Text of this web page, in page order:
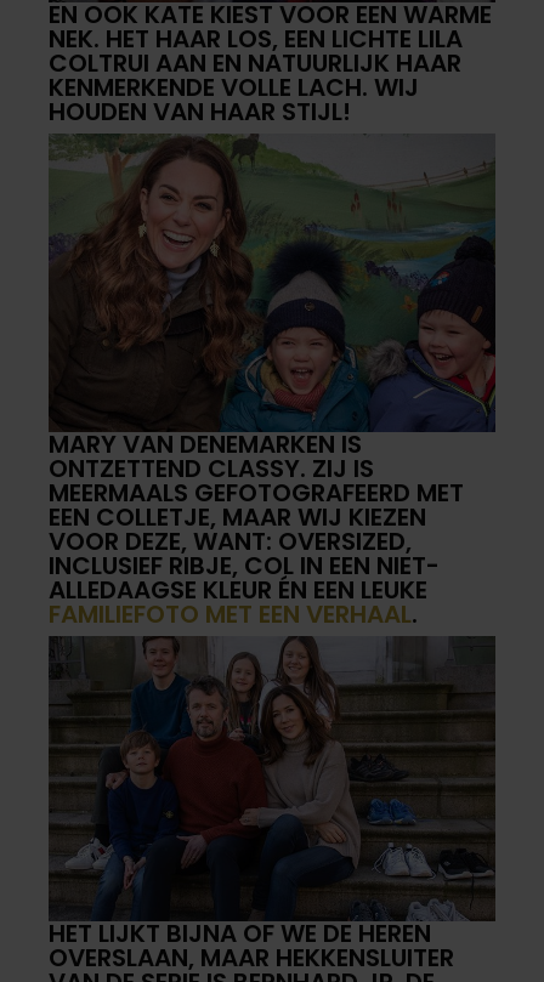
EN OOK KATE KIEST VOOR EEN WARME
NEK. HET HAAR LOS, EEN LICHTE LILA
COLTRUI AAN EN NATUURLIJK HAAR
KENMERKENDE VOLLE LACH. WIJ
HOUDEN VAN HAAR STIJL!
MARY VAN DENEMARKEN IS
ONTZETTEND CLASSY. ZIJ IS
MEERMAALS GEFOTOGRAFEERD MET
EEN COLLETJE, MAAR WIJ KIEZEN
VOOR DEZE, WANT: OVERSIZED,
INCLUSIEF RIBJE, COL IN EEN NIET-
ALLEDAAGSE KLEUR ÉN EEN LEUKE
FAMILIEFOTO MET EEN VERHAAL.
HET LIJKT BIJNA OF WE DE HEREN
OVERSLAAN, MAAR HEKKENSLUITER